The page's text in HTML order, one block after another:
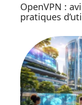
OpenVPN :
pratiques